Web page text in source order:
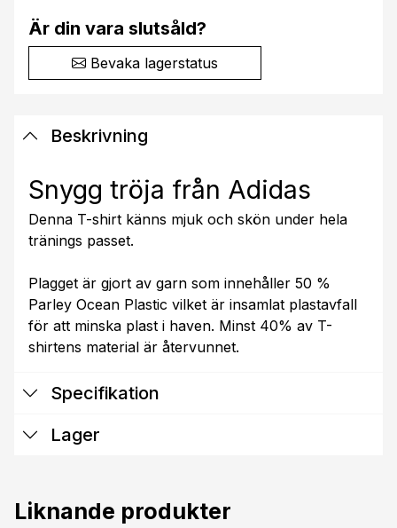
Är din vara slutsåld?
Bevaka lagerstatus
Beskrivning
Snygg tröja från Adidas
Denna T-shirt känns mjuk och skön under hela
tränings passet.
Plagget är gjort av garn som innehåller 50 %
Parley Ocean Plastic vilket är insamlat plastavfall
för att minska plast i haven. Minst 40% av T-
shirtens material är återvunnet.
Specifikation
Lager
Liknande produkter